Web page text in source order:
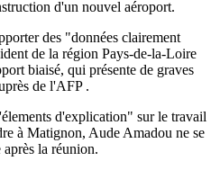
d'un nouvel aéroport.
des "données clairement
de la région Pays-de-la-Loire
biaisé, qui présente de graves
de l'AFP .
d'explication" sur le travail
à Matignon, Aude Amadou ne se
la réunion.